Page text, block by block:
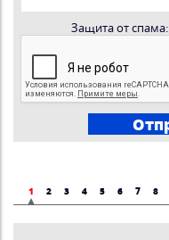
Защита от спама:
1 2 3 4 5 6 7 8